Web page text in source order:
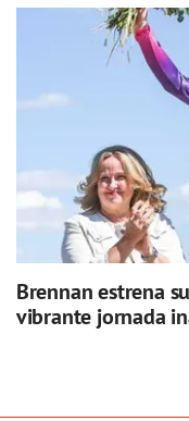
Brennan estrena
vibrante jornada